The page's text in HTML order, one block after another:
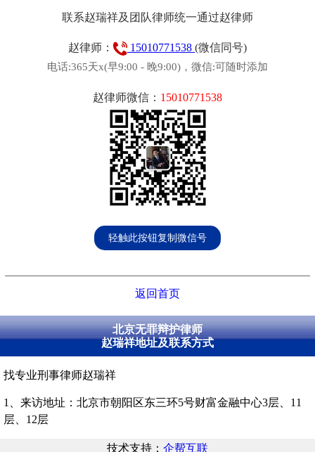
联系赵瑞祥及团队律师统一通过赵律师
赵律师： 15010771538 (微信同号)
电话:365天x(早9:00 - 晚9:00)，微信:可随时添加
赵律师微信： 15010771538
轻触此按钮复制微信号
返回首页
北京无罪辩护律师
赵瑞祥地址及联系方式
找专业刑事律师赵瑞祥
1、来访地址：北京市朝阳区东三环5号财富金融中心3层、11
层、12层
技术支持： 企帮互联